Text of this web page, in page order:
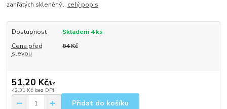
zahřátých skleněný... celý popis
Dostupnost
Skladem 4 ks
Cena před
slevou
64 Kč
51,20 Kč/ks
42,31 Kč bez DPH
Přidat do košíku